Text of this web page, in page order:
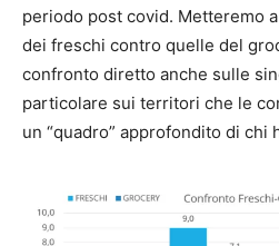
periodo post covid. Metteremo
dei freschi contro quelle del
confronto diretto anche sulle
particolare sui territori che le
un “quadro” approfondito di chi